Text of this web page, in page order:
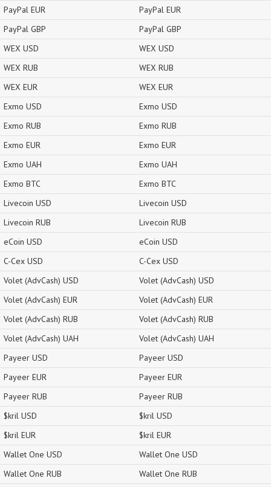
PayPal EUR
PayPal GBP
WEX USD
WEX RUB
WEX EUR
Exmo USD
Exmo RUB
Exmo EUR
Exmo UAH
Exmo BTC
Livecoin USD
Livecoin RUB
eCoin USD
C-Cex USD
Volet (AdvCash) USD
Volet (AdvCash) EUR
Volet (AdvCash) RUB
Volet (AdvCash) UAH
Payeer USD
Payeer EUR
Payeer RUB
$kril USD
$kril EUR
Wallet One USD
Wallet One RUB
PayPal EUR
PayPal GBP
WEX USD
WEX RUB
WEX EUR
Exmo USD
Exmo RUB
Exmo EUR
Exmo UAH
Exmo BTC
Livecoin USD
Livecoin RUB
eCoin USD
C-Cex USD
Volet (AdvCash) USD
Volet (AdvCash) EUR
Volet (AdvCash) RUB
Volet (AdvCash) UAH
Payeer USD
Payeer EUR
Payeer RUB
$kril USD
$kril EUR
Wallet One USD
Wallet One RUB